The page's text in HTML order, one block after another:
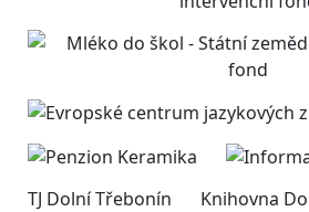
TJ Dolní Třebonín Knihovna